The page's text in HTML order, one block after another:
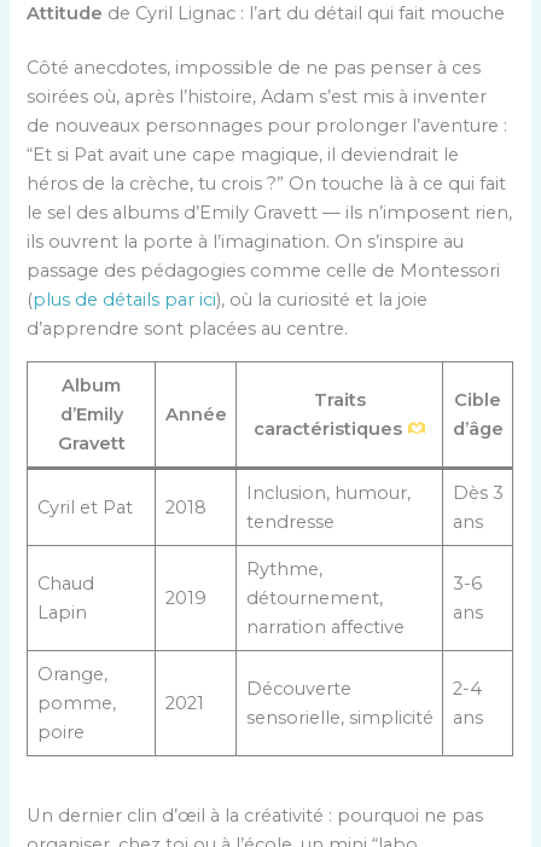
Attitude de Cyril Lignac : l’art du détail qui fait mouche
Côté anecdotes, impossible de ne pas penser à ces
soirées où, après l’histoire, Adam s’est mis à inventer
de nouveaux personnages pour prolonger l’aventure :
“Et si Pat avait une cape magique, il deviendrait le
héros de la crèche, tu crois ?” On touche là à ce qui fait
le sel des albums d’Emily Gravett — ils n’imposent rien,
ils ouvrent la porte à l’imagination. On s’inspire au
passage des pédagogies comme celle de Montessori
(plus de détails par ici), où la curiosité et la joie
d’apprendre sont placées au centre.
Album
d’Emily
Gravett
Année
Traits
caractéristiques
Cible
d’âge
Cyril et Pat 2018
Inclusion, humour,
tendresse
Dès 3
ans
Chaud
Lapin
2019
Rythme,
détournement,
narration affective
3-6
ans
Orange,
pomme,
poire
2021
Découverte
sensorielle, simplicité
2-4
ans
Un dernier clin d’œil à la créativité : pourquoi ne pas